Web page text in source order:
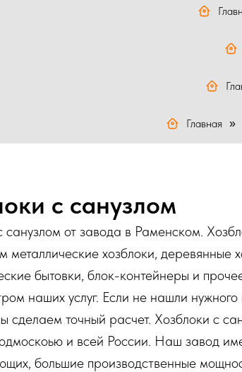
Главная »
с санузлом
санузлом от завода в Раменском.
металлические хозблоки, деревянные
бытовки, блок-контейнеры и
наших услуг. Если не нашли
сделаем точный расчет. Хозблоки с
и всей России. Наш завод
большие производственные